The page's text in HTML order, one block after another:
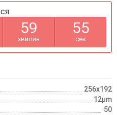
59
хвилин
54
сек
256x192
12μm
50